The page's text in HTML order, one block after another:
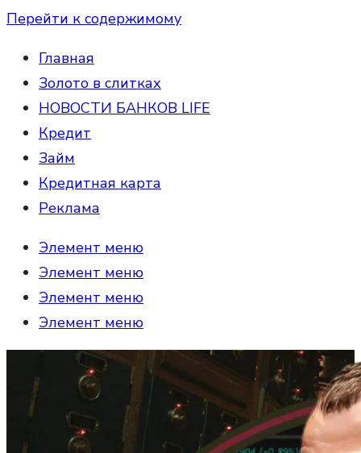
Перейти к содержимому
Главная
Золото в слитках
НОВОСТИ БАНКОВ LIFE
Кредит
Займ
Кредитная карта
Реклама
Элемент меню
Элемент меню
Элемент меню
Элемент меню